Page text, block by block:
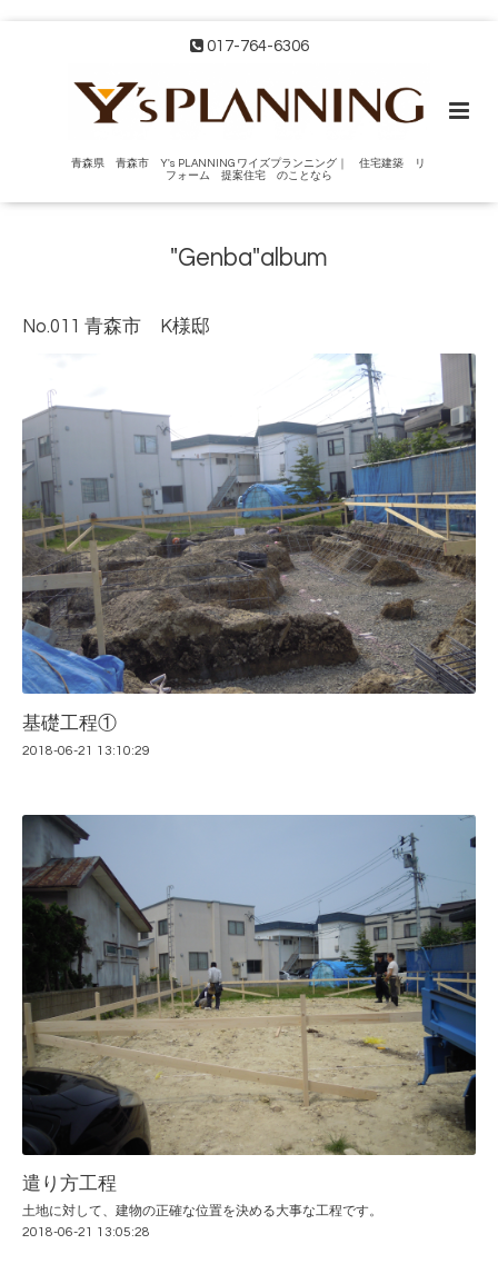
017-764-6306
青森県 青森市 Y's PLANNING ワイズプランニング｜ 住宅建築 リ
フォーム 提案住宅 のことなら
"Genba"album
No.011 青森市 K様邸
基礎工程①
2018-06-21 13:10:29
遣り方工程
土地に対して、建物の正確な位置を決める大事な工程です。
2018-06-21 13:05:28